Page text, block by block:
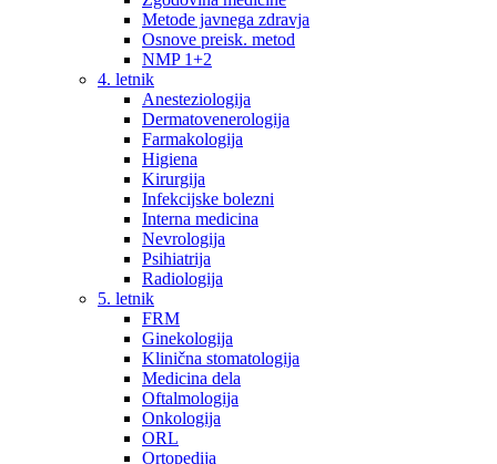
Metode javnega zdravja
Osnove preisk. metod
NMP 1+2
4. letnik
Anesteziologija
Dermatovenerologija
Farmakologija
Higiena
Kirurgija
Infekcijske bolezni
Interna medicina
Nevrologija
Psihiatrija
Radiologija
5. letnik
FRM
Ginekologija
Klinična stomatologija
Medicina dela
Oftalmologija
Onkologija
ORL
Ortopedija